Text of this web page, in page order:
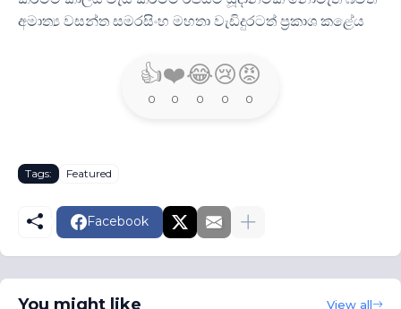
අමාත්‍ය වසන්ත සමරසිංහ මහතා වැඩිදුරටත් ප්‍රකාශ කළේය
👍
0
❤️
0
😂
0
😢
0
😡
0
Tags: Featured
Facebook
You might like View all